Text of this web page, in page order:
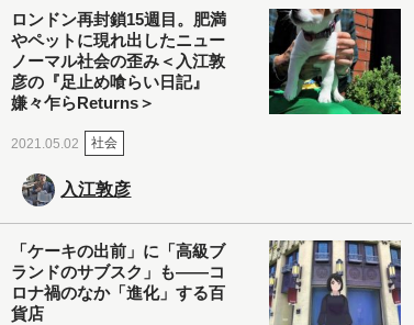
ロンドン再封鎖15週目。肥満
やペットに現れ出したニュー
ノーマル社会の歪み＜入江敦
彦の『足止め喰らい日記』
嫌々乍らReturns＞
2021.05.02 社会
入江敦彦
「ケーキの出前」に「高級ブ
ランドのサブスク」も――コ
ロナ禍のなか「進化」する百
貨店